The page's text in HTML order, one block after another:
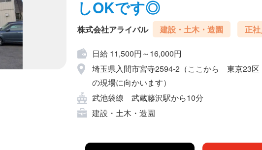
しOKです◎
株式会社アライバル 建設・土木・造園 正
日給 11,500円～16,000円
埼玉県入間市宮寺2594-2（ここから 東京
の現場に向かいます）
武池袋線 武蔵藤沢駅から10分
建設・土木・造園